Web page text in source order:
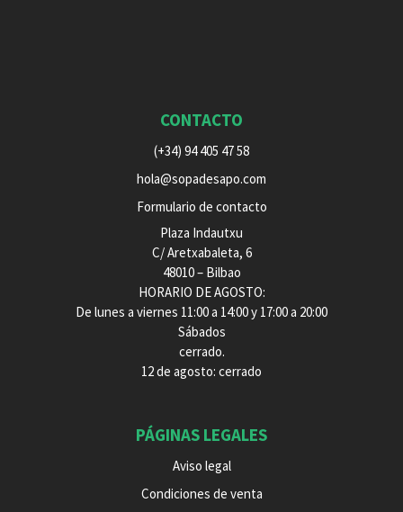
CONTACTO
(+34) 94 405 47 58
hola@sopadesapo.com
Formulario de contacto
Plaza Indautxu
C/ Aretxabaleta, 6
48010 – Bilbao
HORARIO DE AGOSTO:
De lunes a viernes 11:00 a 14:00 y 17:00 a 20:00
Sábados
cerrado.
12 de agosto: cerrado
PÁGINAS LEGALES
Aviso legal
Condiciones de venta